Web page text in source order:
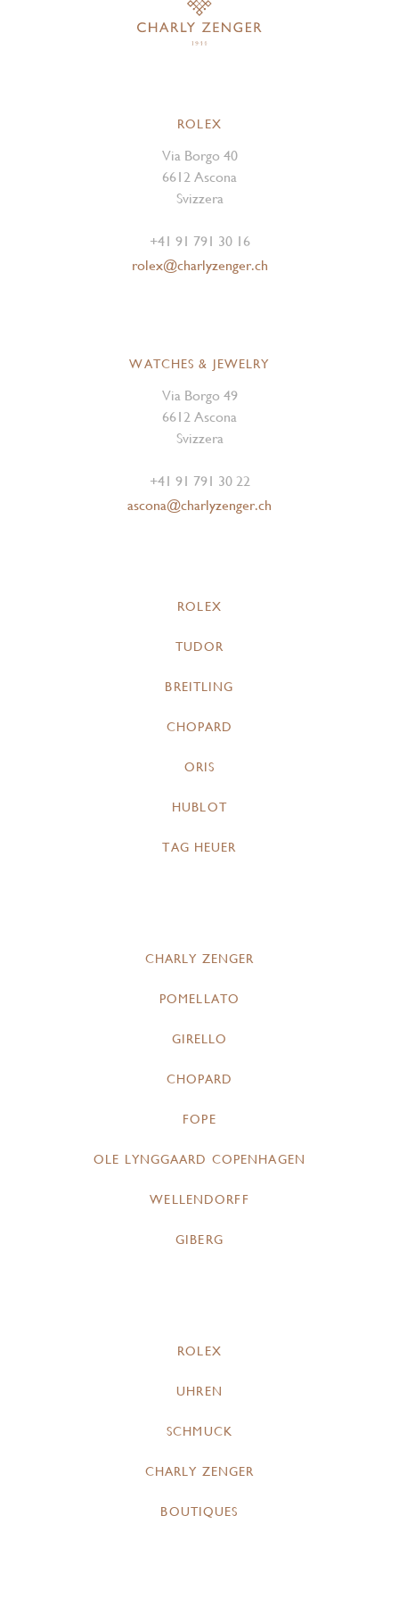
ROLEX
Via Borgo 40
6612 Ascona
Svizzera
+41 91 791 30 16
rolex@charlyzenger.ch
WATCHES & JEWELRY
Via Borgo 49
6612 Ascona
Svizzera
+41 91 791 30 22
ascona@charlyzenger.ch
ROLEX
TUDOR
BREITLING
CHOPARD
ORIS
HUBLOT
TAG HEUER
CHARLY ZENGER
POMELLATO
GIRELLO
CHOPARD
FOPE
OLE LYNGGAARD COPENHAGEN
WELLENDORFF
GIBERG
ROLEX
UHREN
SCHMUCK
CHARLY ZENGER
BOUTIQUES